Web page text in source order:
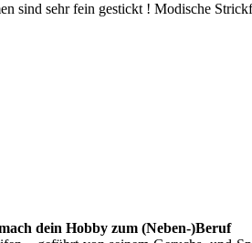
sind sehr fein gestickt ! Modische
dein Hobby zum (Neben-)Beruf